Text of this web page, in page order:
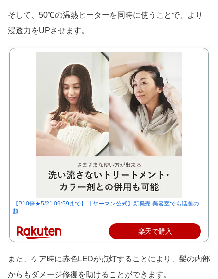
そして、50℃の温熱ヒーターを同時に使うことで、より
浸透力をUPさせます。
【P10倍★5/21 09:59まで】【ヤーマン公式】新発売 美容室でも話題の
超…
楽天で購入
また、ケア時に赤色LEDが点灯することにより、髪の内部
からもダメージ修復を助けることができます。